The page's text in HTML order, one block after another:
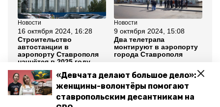
«Девчата делают большое дело»:
женщины-волонтёры помогают
ставропольским десантникам на
Новости
16 октября 2024, 16:28
Строительство
автостанции в
аэропорту Ставрополя
начнётся в 2025 году
Новости
9 октября 2024, 15:08
Два телетрапа
монтируют в аэропорту
города Ставрополя
Все новости